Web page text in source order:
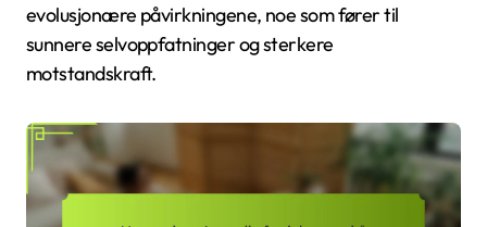
evolusjonære påvirkningene, noe som fører til
sunnere selvoppfatninger og sterkere
motstandskraft.